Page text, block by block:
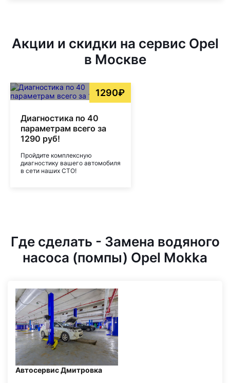
Акции и скидки на сервис Opel
в Москве
1290₽
Диагностика по 40
параметрам всего за
1290 руб!
Пройдите комплексную
диагностику вашего автомобиля
в сети наших СТО!
Где сделать - Замена водяного
насоса (помпы) Opel Mokka
Автосервис Дмитровка